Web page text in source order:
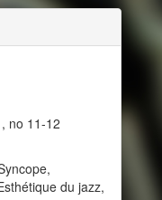
no 11-12
du jazz,